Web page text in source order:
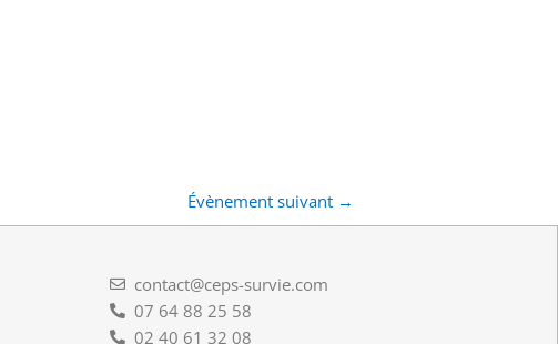
Évènement suivant →
contact@ceps-survie.com
07 64 88 25 58
02 40 61 32 08